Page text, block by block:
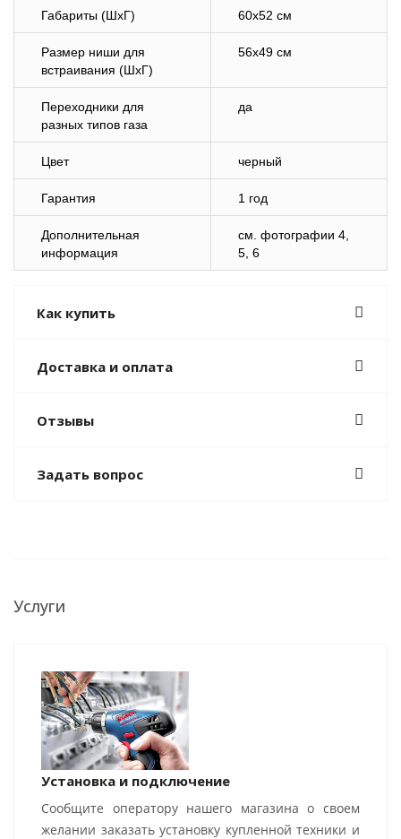
Габариты (ШхГ) 60х52 см
Размер ниши для
встраивания (ШхГ)
56х49 см
Переходники для
разных типов газа
да
Цвет черный
Гарантия 1 год
Дополнительная
информация
см. фотографии 4,
5, 6
Как купить
Доставка и оплата
Отзывы
Задать вопрос
Услуги
Установка и подключение
Сообщите оператору нашего магазина о своем
желании заказать установку купленной техники и